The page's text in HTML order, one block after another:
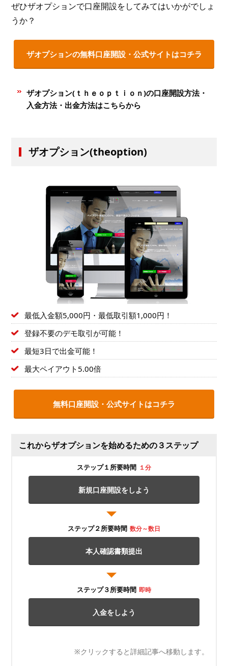
ぜひザオプションで口座開設をしてみてはいかがでしょ
うか？
ザオプションの無料口座開設・公式サイトはコチラ
ザオプション(ｔｈｅｏｐｔｉｏｎ)の口座開設方法・
入金方法・出金方法はこちらから
ザオプション(theoption)
最低入金額5,000円・最低取引額1,000円！
登録不要のデモ取引が可能！
最短3日で出金可能！
最大ペイアウト5.00倍
無料口座開設・公式サイトはコチラ
これからザオプションを始めるための３ステップ
ステップ１所要時間 １分
新規口座開設をしよう
ステップ２所要時間 数分～数日
本人確認書類提出
ステップ３所要時間 即時
入金をしよう
※クリックすると詳細記事へ移動します。